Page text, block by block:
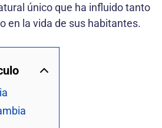
único que ha influido tanto
en la vida de sus habitantes.